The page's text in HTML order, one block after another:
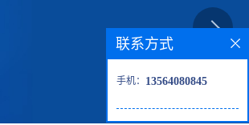
联系方式
手机： 13564080845